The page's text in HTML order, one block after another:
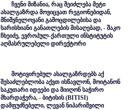
ჩვენი მიზანია, რაც შეიძლება მეტი
ახალგაზრდა მოვიცვათ რეგიონებიდან,
მნიშვნელოვანი გამოცდილებისა და
ხარისხიანი განათლების მისაღებად, - შაკო
ჩხეიძე, ევროპულ-ქართული ინსტიტუტის
აღმასრულებელი დირექტორი
მოტივირებულ ახალგაზრდებს აქ
შესაძლებლობა აქვთ ისწავლონ, მოიტანონ
საკუთარი იდეები და მიიღონ საჭირო
მხარდაჭერა, - ბიტისის (BITISI)
დამფუძნებელი, ლევან ნიპარიშვილი